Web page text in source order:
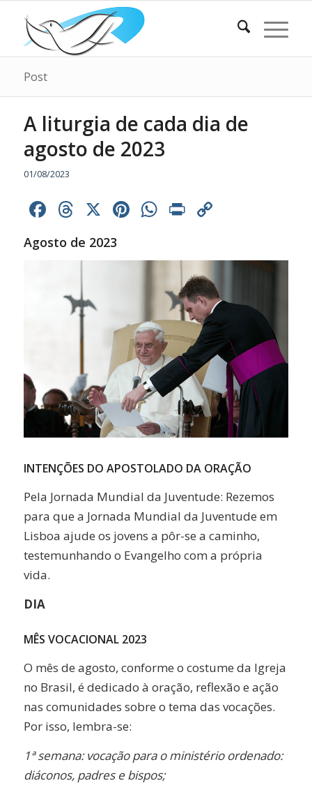
Post
A liturgia de cada dia de
agosto de 2023
01/08/2023
Facebook
Threads
X Pinterest
WhatsApp
Print
Agosto de 2023
INTENÇÕES DO APOSTOLADO DA ORAÇÃO
Pela Jornada Mundial da Juventude: Rezemos
para que a Jornada Mundial da Juventude em
Lisboa ajude os jovens a pôr-se a caminho,
testemunhando o Evangelho com a própria
vida.
DIA
MÊS VOCACIONAL 2023
O mês de agosto, conforme o costume da Igreja
no Brasil, é dedicado à oração, reflexão e ação
nas comunidades sobre o tema das vocações.
Por isso, lembra-se:
1ª semana: vocação para o ministério ordenado:
diáconos, padres e bispos;